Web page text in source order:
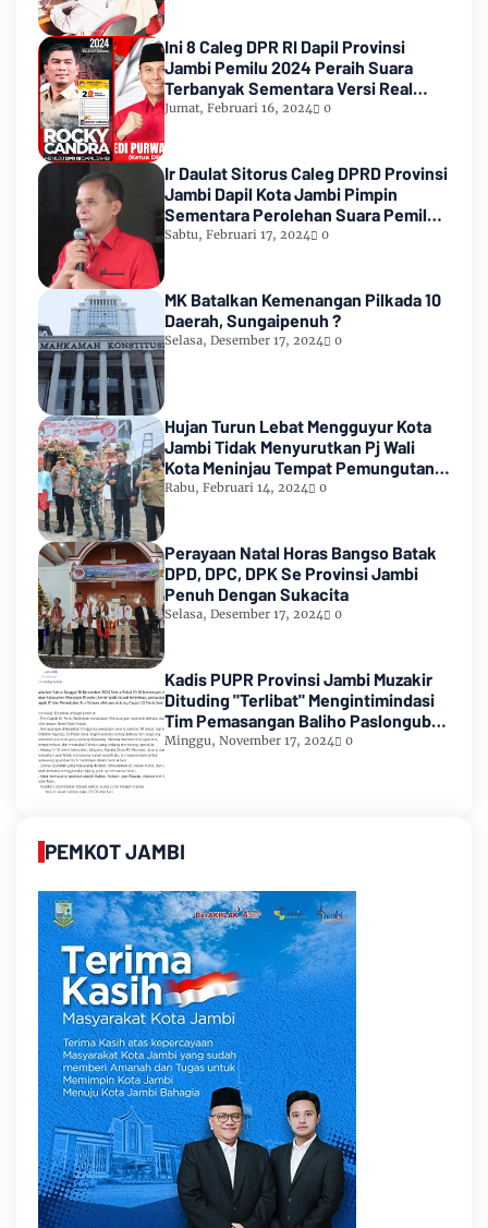
Ini 8 Caleg DPR RI Dapil Provinsi
Jambi Pemilu 2024 Peraih Suara
Terbanyak Sementara Versi Real
Count KPU RI
Jumat, Februari 16, 2024 0
Ir Daulat Sitorus Caleg DPRD Provinsi
Jambi Dapil Kota Jambi Pimpin
Sementara Perolehan Suara Pemilu
2024
Sabtu, Februari 17, 2024 0
MK Batalkan Kemenangan Pilkada 10
Daerah, Sungaipenuh ?
Selasa, Desember 17, 2024 0
Hujan Turun Lebat Mengguyur Kota
Jambi Tidak Menyurutkan Pj Wali
Kota Meninjau Tempat Pemungutan
Suara Pemilu 2024
Rabu, Februari 14, 2024 0
Perayaan Natal Horas Bangso Batak
DPD, DPC, DPK Se Provinsi Jambi
Penuh Dengan Sukacita
Selasa, Desember 17, 2024 0
Kadis PUPR Provinsi Jambi Muzakir
Dituding "Terlibat" Mengintimindasi
Tim Pemasangan Baliho Paslongub
Romi-Sudirman
Minggu, November 17, 2024 0
PEMKOT JAMBI